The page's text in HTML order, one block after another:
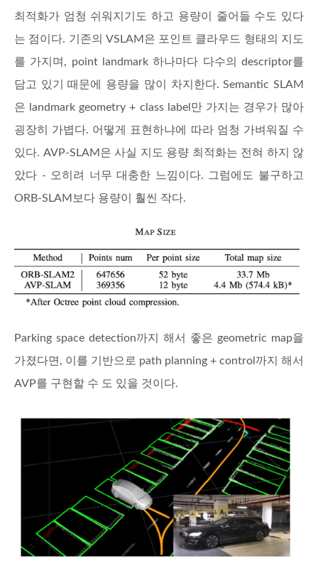
최적화가 엄청 쉬워지기도 하고 용량이 줄어들 수도 있다
는 점이다. 기존의 VSLAM은 포인트 클라우드 형태의 지도
를 가지며, point landmark 하나마다 다수의 descriptor를
담고 있기 때문에 용량을 많이 차지한다. Semantic SLAM
은 landmark geometry + class label만 가지는 경우가 많아
굉장히 가볍다. 어떻게 표현하냐에 따라 엄청 가벼워질 수
있다. AVP-SLAM은 사실 지도 용량 최적화는 전혀 하지 않
았다 - 오히려 너무 대충한 느낌이다. 그럼에도 불구하고
ORB-SLAM보다 용량이 훨씬 작다.
Parking space detection까지 해서 좋은 geometric map을
가졌다면, 이를 기반으로 path planning + control까지 해서
AVP를 구현할 수 도 있을 것이다.